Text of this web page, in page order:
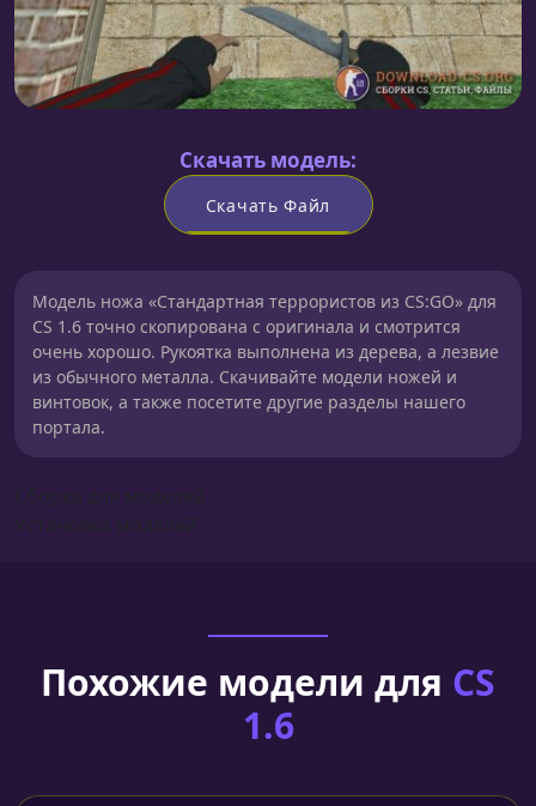
Скачать модель:
Скачать Файл
Модель ножа «Стандартная террористов из CS:GO» для
CS 1.6 точно скопирована с оригинала и смотрится
очень хорошо. Рукоятка выполнена из дерева, а лезвие
из обычного металла. Скачивайте модели ножей и
винтовок, а также посетите другие разделы нашего
портала.
Похожие модели для CS
1.6